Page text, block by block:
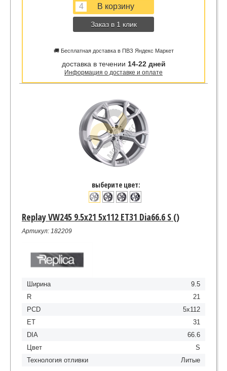
Заказ в 1 клик
🚚 Бесплатная доставка в ПВЗ Яндекс Маркет
доставка в течении 14-22 дней
Информация о доставке и оплате
выберите цвет:
Replay VW245 9.5x21 5x112 ET31 Dia66.6 S ()
Артикул: 182209
Ширина
9.5
R
21
PCD
5x112
ET
31
DIA
66.6
Цвет
S
Технология отливки
Литые